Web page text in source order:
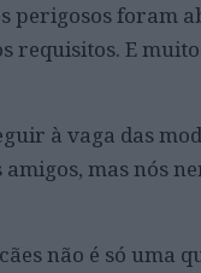
perigosos foram
requisitos. E
à vaga das
mas nós
não é só uma